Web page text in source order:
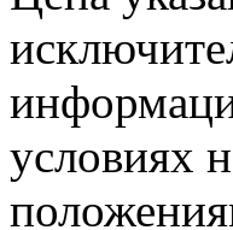
условиях